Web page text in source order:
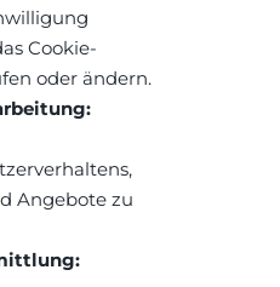
Cookie-
oder ändern.
Angebote zu